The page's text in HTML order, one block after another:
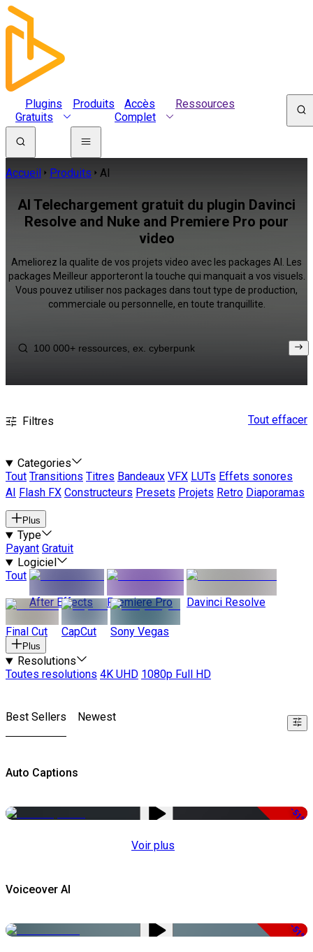
Plugins
Gratuits
Produits
Accès
Complet
Ressources
Accueil Produits AI
AI Telechargement gratuit du plugin Davinci
Resolve and Nuke and Premiere Pro pour
video
Ameliorez la qualite de vos projets video avec les packages AI. Les
packages Meilleur apporteront la touche qui manquait a vos visuels.
Vous pouvez utiliser nos packages dans tout type de production,
commerciale ou personnelle, en toute tranquillite.
Filtres Tout effacer
Categories
Tout Transitions Titres Bandeaux VFX LUTs Effets sonores
AI
Flash FX Constructeurs Presets Projets Retro Diaporamas
Plus
Type
Payant Gratuit
Logiciel
Tout
After Effects
Premiere Pro Davinci Resolve
Final Cut CapCut Sony Vegas
Plus
Resolutions
Toutes resolutions 4K UHD 1080p Full HD
Best Sellers Newest
Auto Captions
-51%
Voir plus
Voiceover AI
-51%